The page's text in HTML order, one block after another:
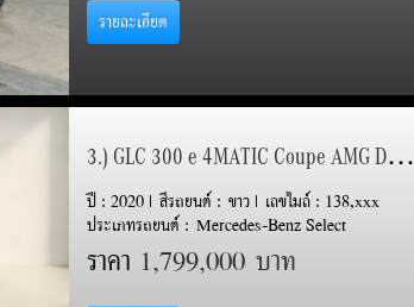
รายละเอียด
3
.) GLC 300 e 4MATIC Coupe AMG Dynamic (C253)
ปี : 2020 | สีรถยนต์ : ขาว | เลขไมล์ : 138,xxx
ประเภทรถยนต์ : Mercedes-Benz Select
ราคา 1,799,000 บาท